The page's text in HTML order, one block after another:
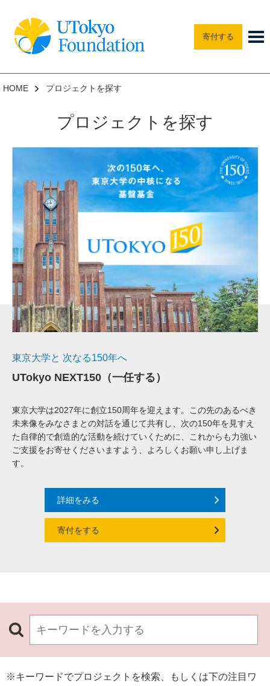
寄付する
HOME プロジェクトを探す
プロジェクトを探す
東京大学と 次なる150年へ
UTokyo NEXT150（一任する）
東京大学は2027年に創立150周年を迎えます。この先のあるべき
未来像をみなさまとの対話を通じて共有し、次の150年を見すえ
た自律的で創造的な活動を続けていくために、これからも力強い
ご支援をお寄せくださいますよう、よろしくお願い申し上げま
す。
詳細をみる
寄付をする
※キーワードでプロジェクトを検索、もしくは下の注目ワ